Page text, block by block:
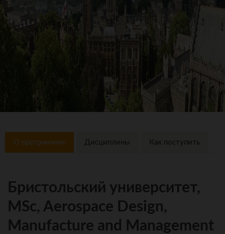
О программме Дисциплины Как поступить
Бристольский университет,
MSc, Aerospace Design,
Manufacture and Management